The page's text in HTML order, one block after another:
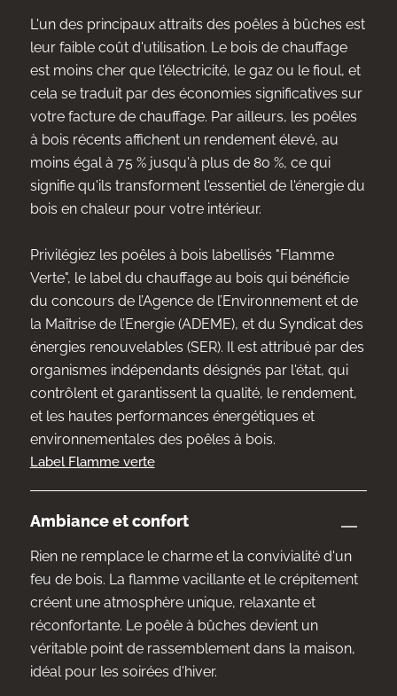
L'un des principaux attraits des poêles à bûches est
leur faible coût d'utilisation. Le bois de chauffage
est moins cher que l'électricité, le gaz ou le fioul, et
cela se traduit par des économies significatives sur
votre facture de chauffage. Par ailleurs, les poêles
à bois récents affichent un rendement élevé, au
moins égal à 75 % jusqu'à plus de 80 %, ce qui
signifie qu'ils transforment l'essentiel de l'énergie du
bois en chaleur pour votre intérieur.
Privilégiez les poêles à bois labellisés "Flamme
Verte", le label du chauffage au bois qui bénéficie
du concours de l’Agence de l’Environnement et de
la Maîtrise de l’Energie (ADEME), et du Syndicat des
énergies renouvelables (SER). Il est attribué par des
organismes indépendants désignés par l'état, qui
contrôlent et garantissent la qualité, le rendement,
et les hautes performances énergétiques et
environnementales des poêles à bois.
Label Flamme verte
Ambiance et confort
Rien ne remplace le charme et la convivialité d'un
feu de bois. La flamme vacillante et le crépitement
créent une atmosphère unique, relaxante et
réconfortante. Le poêle à bûches devient un
véritable point de rassemblement dans la maison,
idéal pour les soirées d'hiver.